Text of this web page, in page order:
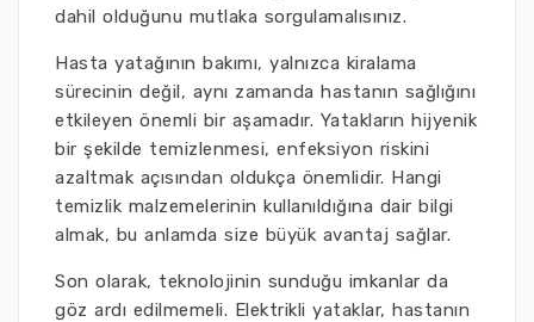
dahil olduğunu mutlaka sorgulamalısınız.
Hasta yatağının bakımı, yalnızca kiralama
sürecinin değil, aynı zamanda hastanın sağlığını
etkileyen önemli bir aşamadır. Yatakların hijyenik
bir şekilde temizlenmesi, enfeksiyon riskini
azaltmak açısından oldukça önemlidir. Hangi
temizlik malzemelerinin kullanıldığına dair bilgi
almak, bu anlamda size büyük avantaj sağlar.
Son olarak, teknolojinin sunduğu imkanlar da
göz ardı edilmemeli. Elektrikli yataklar, hastanın